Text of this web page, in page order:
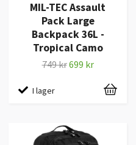
MIL-TEC Assault
Pack Large
Backpack 36L -
Tropical Camo
749 kr699 kr
I lager